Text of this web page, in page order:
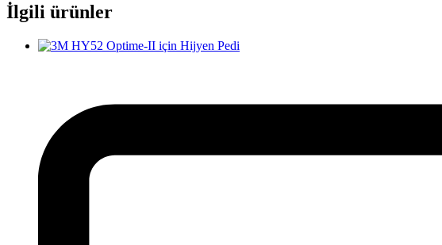
İlgili ürünler